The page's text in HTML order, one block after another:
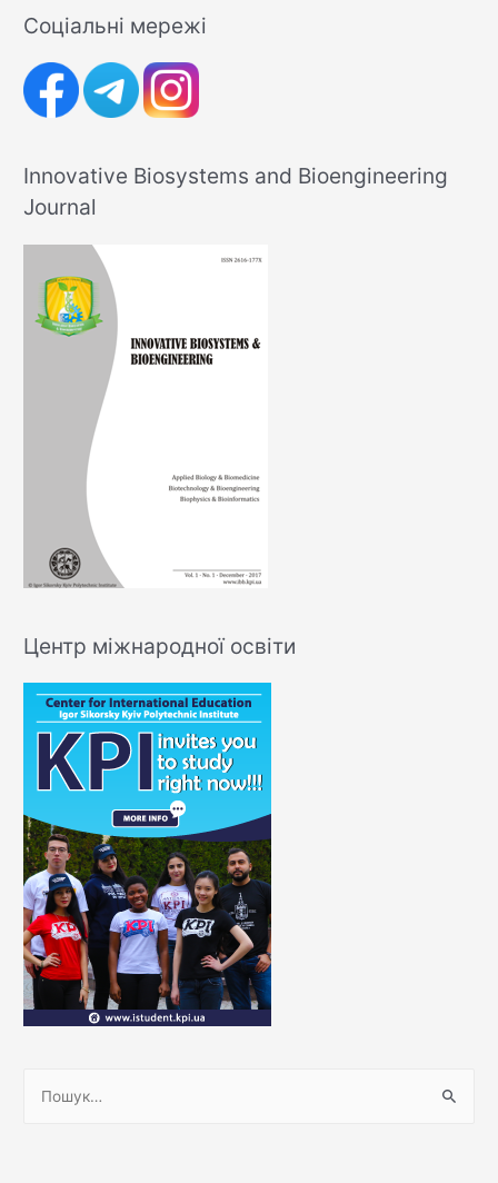
Соціальні мережі
Innovative Biosystems and Bioengineering
Journal
Центр міжнародної освіти